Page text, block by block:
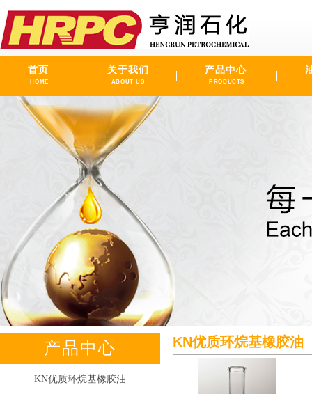
首页
HOME
关于我们
ABOUT US
产品中心
PRODUCTS
产品中心
KN优质环烷基橡胶油
KN优质环烷基橡胶油